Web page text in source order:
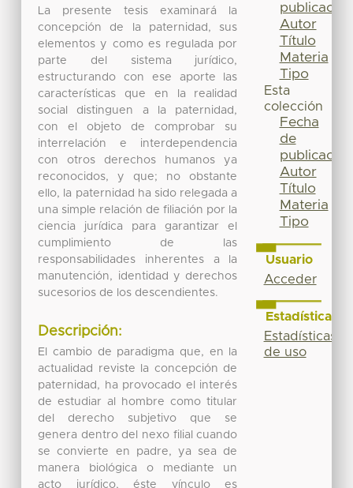
La presente tesis examinará la
concepción de la paternidad, sus
elementos y como es regulada por
parte del sistema jurídico,
estructurando con ese aporte las
características que en la realidad
social distinguen a la paternidad,
con el objeto de comprobar su
interrelación e interdependencia
con otros derechos humanos ya
reconocidos, y que; no obstante
ello, la paternidad ha sido relegada a
una simple relación de filiación por la
ciencia jurídica para garantizar el
cumplimiento de las
responsabilidades inherentes a la
manutención, identidad y derechos
sucesorios de los descendientes.
Descripción:
El cambio de paradigma que, en la
actualidad reviste la concepción de
paternidad, ha provocado el interés
de estudiar al hombre como titular
del derecho subjetivo que se
genera dentro del nexo filial cuando
se convierte en padre, ya sea de
manera biológica o mediante un
acto jurídico, éste vínculo es
publicación
Autor
Título
Materia
Tipo
Esta
colección
Fecha
de
publicación
Autor
Título
Materia
Tipo
Usuario
Acceder
Estadísticas
Estadísticas
de uso